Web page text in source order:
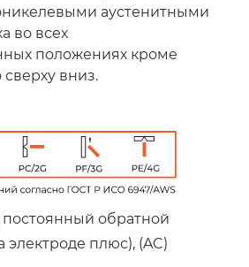
аустенитными
во всех
положениях кроме
сверху вниз.
постоянный обратной
электроде плюс), (AC)